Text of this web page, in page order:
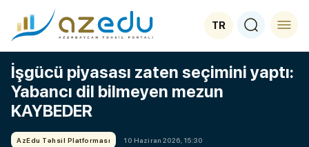
TR
İşgücü piyasası zaten seçimini yaptı:
Yabancı dil bilmeyen mezun
KAYBEDER
AzEdu Təhsil Platforması 10 Haziran 2026, 15:30